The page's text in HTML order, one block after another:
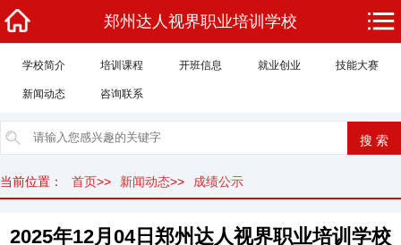
郑州达人视界职业培训学校
学校简介 培训课程 开班信息 就业创业 技能大赛
新闻动态 咨询联系
当前位置： 首页>> 新闻动态>> 成绩公示
2025年12月04日郑州达人视界职业培训学校